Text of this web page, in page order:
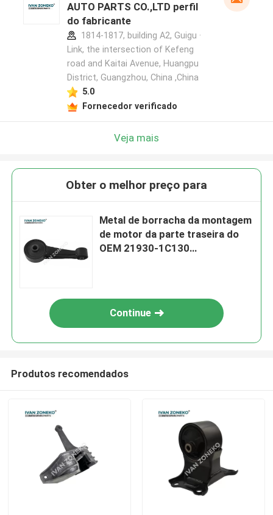
AUTO PARTS CO.,LTD perfil
do fabricante
1814-1817, building A2, Guigu ·
Link, the intersection of Kefeng
road and Kaitai Avenue, Huangpu
District, Guangzhou, China ,China
5.0
Fornecedor verificado
Veja mais
Obter o melhor preço para
Metal de borracha da montagem
de motor da parte traseira do
OEM 21930-1C130
Continue
Produtos recomendados